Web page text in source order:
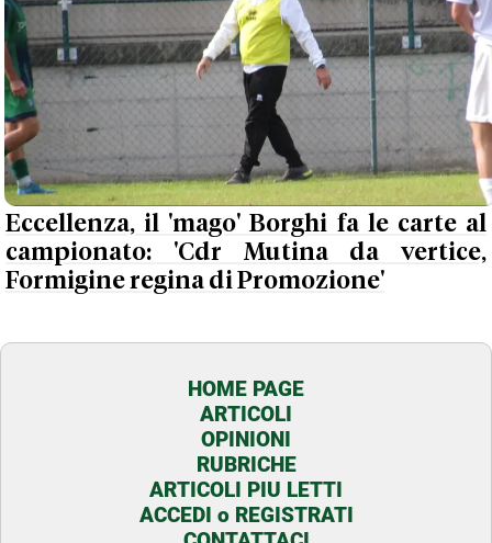
Eccellenza, il 'mago' Borghi fa le carte al
campionato: 'Cdr Mutina da vertice,
Formigine regina di Promozione'
HOME PAGE
ARTICOLI
OPINIONI
RUBRICHE
ARTICOLI PIU LETTI
ACCEDI o REGISTRATI